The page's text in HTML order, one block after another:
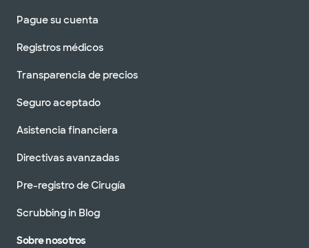
Pague su cuenta
Registros médicos
Transparencia de precios
Seguro aceptado
Asistencia financiera
Directivas avanzadas
Pre-registro de Cirugía
Scrubbing in Blog
Sobre nosotros